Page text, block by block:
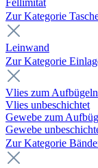
Fellimitat
Zur Kategorie
Leinwand
Zur Kategorie
Vlies zum Aufbügeln
Vlies unbeschichtet
Gewebe zum
Gewebe
Zur Kategorie